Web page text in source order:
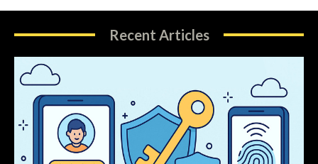
Recent Articles